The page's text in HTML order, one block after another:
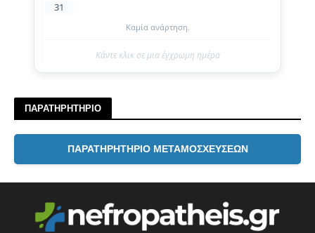
31
Καμία ανάρτηση.
Κάντε κλικ σε μια έγχρωμη ημέρα
ΠΑΡΑΤΗΡΗΤΗΡΙΟ
ΠΑΡΑΤΗΡΗΤΗΡΙΟ ΜΕΤΑΜΟΣΧΕΥΣΕΩΝ